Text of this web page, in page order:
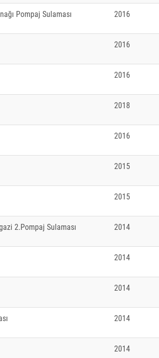
Pompaj Sulaması 2016
2016
2016
2018
2016
2015
2015
2.Pompaj Sulaması 2014
2014
2014
2014
2014